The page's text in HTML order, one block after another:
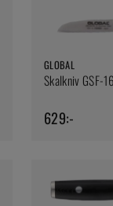
GLOBAL
Skalkniv GSF-
629:-